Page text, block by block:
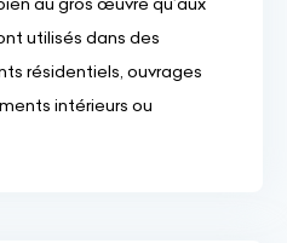
utilisés dans des
résidentiels, ouvrages
intérieurs ou